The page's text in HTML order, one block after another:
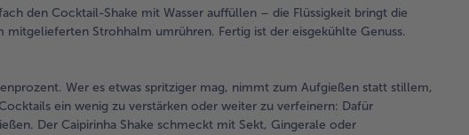
den Cocktail-Shake mit Wasser auffüllen – die Flüssigkeit bringt die
mitgelieferten Strohhalm umrühren. Fertig ist der eisgekühlte Genuss.
Wer es etwas spritziger mag, nimmt zum Aufgießen statt stillem,
ein wenig zu verstärken oder weiter zu verfeinern: Dafür
Der Caipirinha Shake schmeckt mit Sekt, Gingerale oder